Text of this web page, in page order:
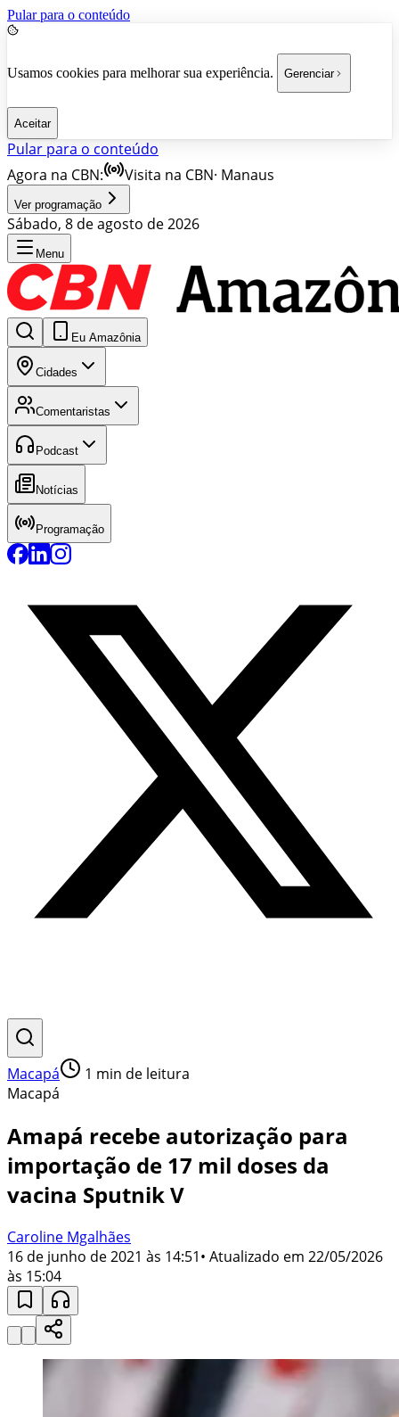
Pular para o conteúdo
Usamos cookies para melhorar sua experiência. Gerenciar
Aceitar
Pular para o conteúdo
Agora na CBN:
Visita na CBN· Manaus
Ver programação
Sábado, 8 de agosto de 2026
Menu
Eu Amazônia
Cidades
Comentaristas
Podcast
Notícias
Programação
Macapá 1 min de leitura
Macapá
Amapá recebe autorização para
importação de 17 mil doses da
vacina Sputnik V
Caroline Mgalhães
16 de junho de 2021 às 14:51• Atualizado em 22/05/2026
às 15:04